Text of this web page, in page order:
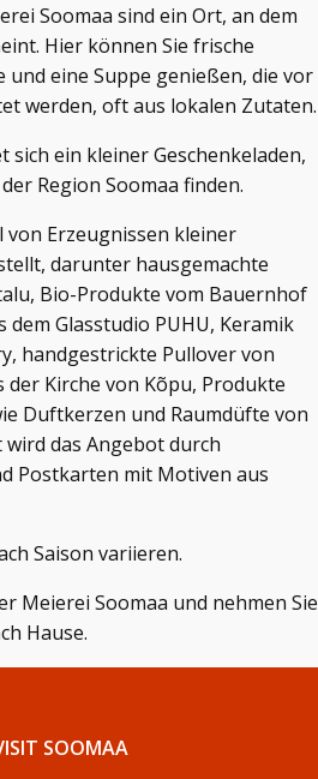
Soomaa sind ein Ort, an dem
Hier können Sie frische
und eine Suppe genießen, die vor
werden, oft aus lokalen Zutaten.
sich ein kleiner Geschenkeladen,
Region Soomaa finden.
von Erzeugnissen kleiner
darunter hausgemachte
Bio-Produkte vom Bauernhof
dem Glasstudio PUHU, Keramik
handgestrickte Pullover von
Kirche von Kõpu, Produkte
Duftkerzen und Raumdüfte von
wird das Angebot durch
Postkarten mit Motiven aus
Saison variieren.
Meierei Soomaa und nehmen Sie
Hause.
SOOMAA